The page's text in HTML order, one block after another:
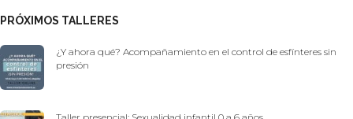
PRÓXIMOS TALLERES
¿Y ahora qué? Acompañamiento en el control de esfínteres sin
presión